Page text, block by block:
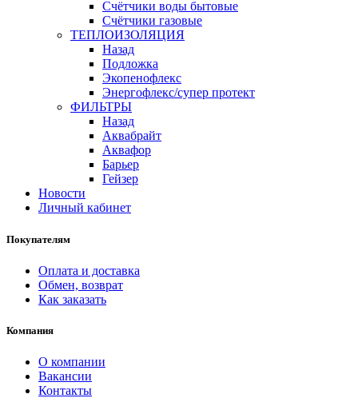
Счётчики воды бытовые
Счётчики газовые
ТЕПЛОИЗОЛЯЦИЯ
Назад
Подложка
Экопенофлекс
Энергофлекс/супер протект
ФИЛЬТРЫ
Назад
Аквабрайт
Аквафор
Барьер
Гейзер
Новости
Личный кабинет
Покупателям
Оплата и доставка
Обмен, возврат
Как заказать
Компания
О компании
Вакансии
Контакты